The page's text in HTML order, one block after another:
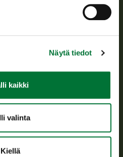
Näytä tiedot
kaikki
valinta
Kiellä
sille säädetyistä julkisista